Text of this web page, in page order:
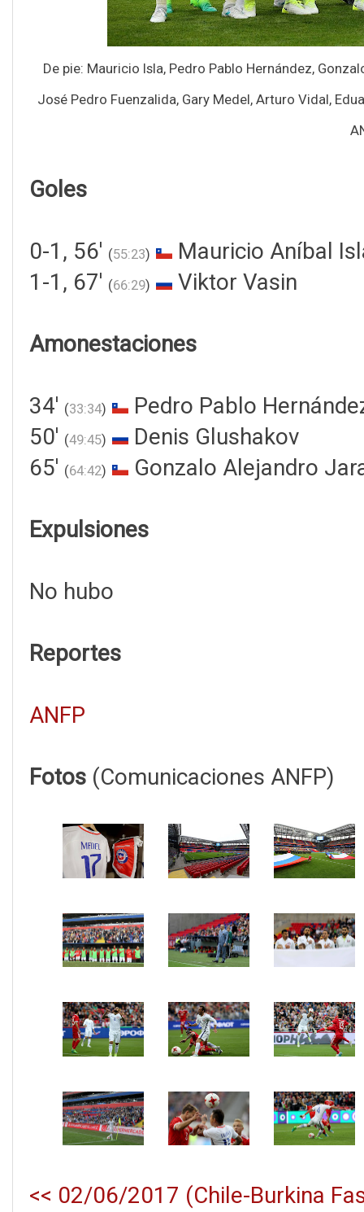
De pie: Mauricio Isla, Pedro Pablo Hernández,
José Pedro Fuenzalida, Gary Medel, Arturo Vidal,
Goles
0-1, 56' (55:23)
Mauricio Aníbal
1-1, 67' (66:29) Viktor Vasin
Amonestaciones
34' (33:34)
Pedro Pablo
50' (49:45)
Denis Glushakov
65' (64:42) Gonzalo Alejandro
Expulsiones
No hubo
Reportes
ANFP
Fotos (Comunicaciones ANFP)
<< 02/06/2017 (Chile-Burkina